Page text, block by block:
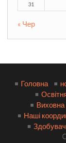
31
« Чер
Головна
Виховна
Наші